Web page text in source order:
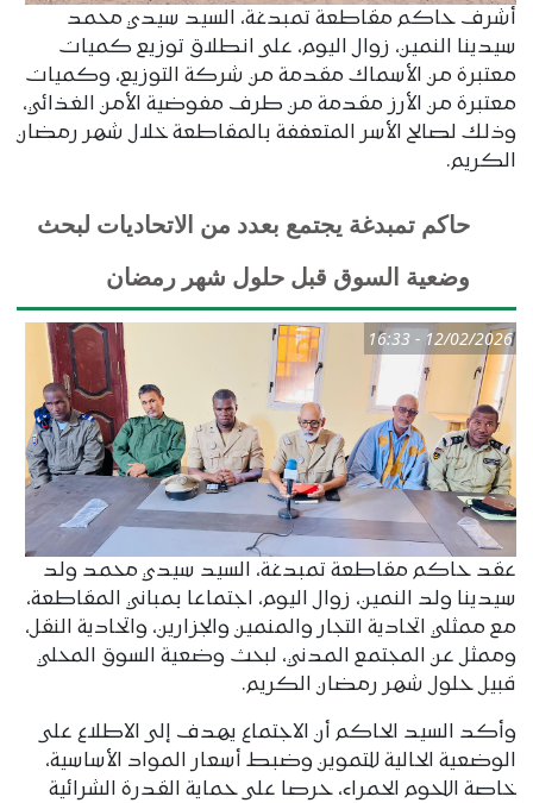
أشرف حاكم مقاطعة تمبدغة، السيد سيدي محمد
سيدينا النمين، زوال اليوم، على انطلاق توزيع كميات
معتبرة من الأسماك مقدمة من شركة التوزيع، وكميات
معتبرة من الأرز مقدمة من طرف مفوضية الأمن الغذائي،
وذلك لصالح الأسر المتعففة بالمقاطعة خلال شهر رمضان
الكريم.
حاكم تمبدغة يجتمع بعدد من الاتحاديات لبحث
وضعية السوق قبل حلول شهر رمضان
12/02/2026 - 16:33
عقد حاكم مقاطعة تمبدغة، السيد سيدي محمد ولد
سيدينا ولد النمين، زوال اليوم، اجتماعا بمباني المقاطعة،
مع ممثلي اتحادية التجار والمنمين والجزارين، واتحادية النقل،
وممثل عن المجتمع المدني، لبحث وضعية السوق المحلي
قبيل حلول شهر رمضان الكريم.
وأكد السيد الحاكم أن الاجتماع يهدف إلى الاطلاع على
الوضعية الحالية للتموين وضبط أسعار المواد الأساسية،
خاصة اللحوم الحمراء، حرصا على حماية القدرة الشرائية